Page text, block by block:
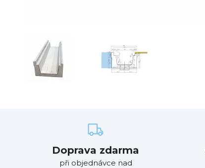
Doprava zdarma
při objednávce nad